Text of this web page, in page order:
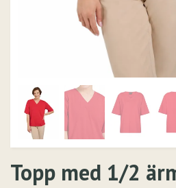
Topp med 1/2